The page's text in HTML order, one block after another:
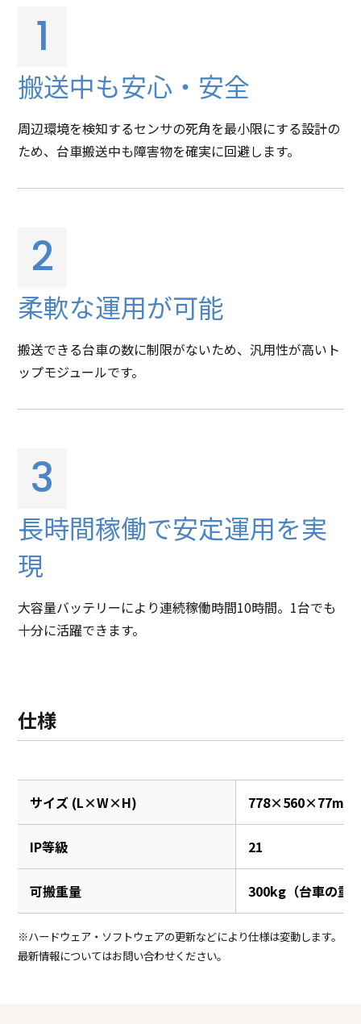
1
搬送中も安心・安全
周辺環境を検知するセンサの死角を最小限にする設計の
ため、台車搬送中も障害物を確実に回避します。
2
柔軟な運用が可能
搬送できる台車の数に制限がないため、汎用性が高いト
ップモジュールです。
3
長時間稼働で安定運用を実
現
大容量バッテリーにより連続稼働時間10時間。1台でも
十分に活躍できます。
仕様
サイズ (L×W×H) 778×560×77mm
IP等級 21
可搬重量 300kg（台車の重
※ハードウェア・ソフトウェアの更新などにより仕様は変動します。
最新情報についてはお問い合わせください。